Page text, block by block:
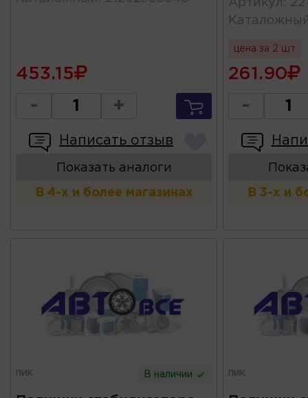
453.15
- +
Написать отзыв
Показать аналоги
В 4-х и более магазинах
Артикул :
цена за 2 шт
261.90
-
В 3-х и
ПИК В наличии ПИК